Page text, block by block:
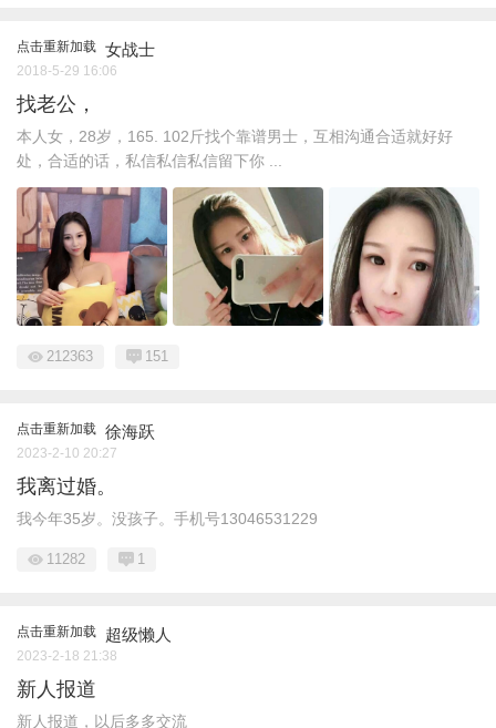
点击重新加载 女战士
2018-5-29 16:06
找老公，
本人女，28岁，165. 102斤找个靠谱男士，互相沟通合适就好好
处，合适的话，私信私信私信留下你 ...
212363 151
点击重新加载 徐海跃
2023-2-10 20:27
我离过婚。
我今年35岁。没孩子。手机号13046531229
11282 1
点击重新加载 超级懒人
2023-2-18 21:38
新人报道
新人报道，以后多多交流